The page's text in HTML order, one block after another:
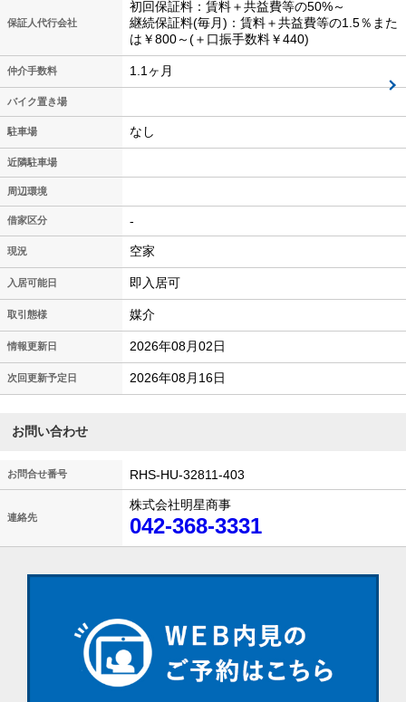
保証人代行会社
初回保証料：賃料＋共益費等の50%～
継続保証料(毎月)：賃料＋共益費等の1.5％また
は￥800～(＋口振手数料￥440)
仲介手数料 1.1ヶ月
バイク置き場
駐車場 なし
近隣駐車場
周辺環境
借家区分 -
現況 空家
入居可能日 即入居可
取引態様 媒介
情報更新日 2026年08月02日
次回更新予定日 2026年08月16日
お問い合わせ
お問合せ番号 RHS-HU-32811-403
連絡先
株式会社明星商事
042-368-3331